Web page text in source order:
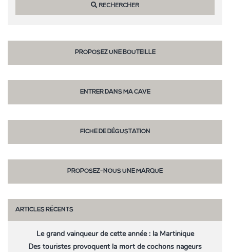
RECHERCHER
PROPOSEZ UNE BOUTEILLE
ENTRER DANS MA CAVE
FICHE DE DÉGUSTATION
PROPOSEZ-NOUS UNE MARQUE
ARTICLES RÉCENTS
Le grand vainqueur de cette année : la Martinique
Des touristes provoquent la mort de cochons nageurs